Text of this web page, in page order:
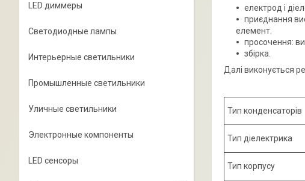
електрод і
приєднання
елемент.
просочення:
збірка.
Далі виконується
Тип конденсаторів
Тип діелектрика
Тип корпусу
LED диммеры
Светодиодные лампы
Интерьерные светильники
Промышленные светильники
Уличные светильники
Электронные компоненты
LED сенсоры